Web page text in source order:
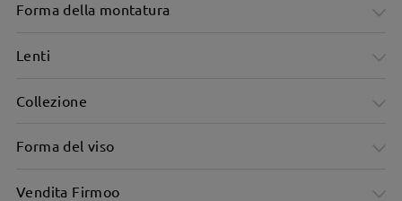
Forma della montatura
Lenti
Collezione
Forma del viso
Vendita Firmoo